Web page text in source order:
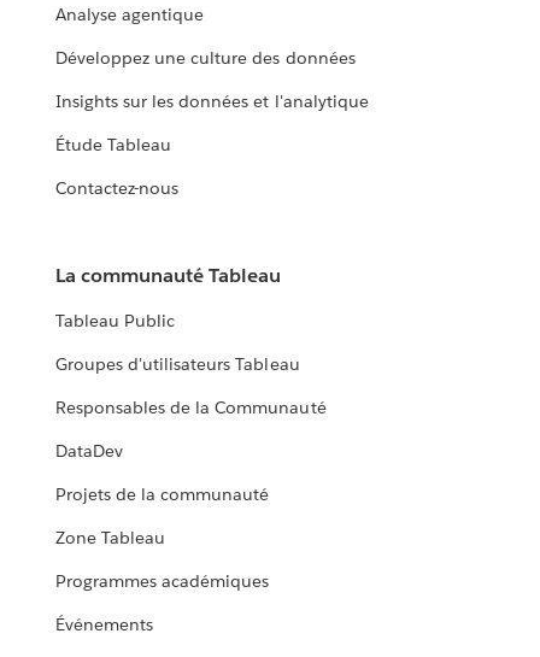
Analyse agentique
Développez une culture des données
Insights sur les données et l'analytique
Étude Tableau
Contactez-nous
La communauté Tableau
Tableau Public
Groupes d'utilisateurs Tableau
Responsables de la Communauté
DataDev
Projets de la communauté
Zone Tableau
Programmes académiques
Événements